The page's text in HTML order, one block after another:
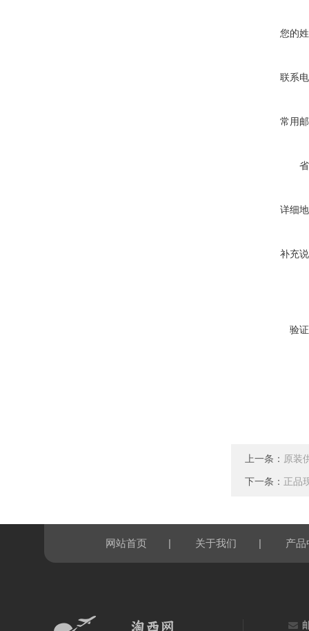
您的
联系
常用
详细
补充
验
上一条： 原装
下一条： 正品
网站首页 | 关于我们 | 产品